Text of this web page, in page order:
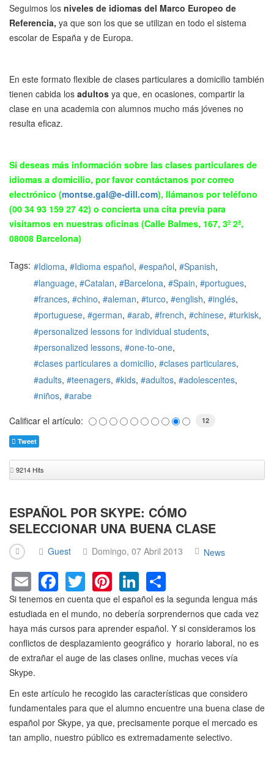
Seguimos los niveles de idiomas del Marco Europeo de
Referencia, ya que son los que se utilizan en todo el sistema
escolar de España y de Europa.
En este formato flexible de clases particulares a domicilio también
tienen cabida los adultos ya que, en ocasiones, compartir la
clase en una academia con alumnos mucho más jóvenes no
resulta eficaz.
Si deseas más información sobre las clases particulares de
idiomas a domicilio, por favor contáctanos por correo
electrónico (montse.gal@e-dill.com), llámanos por teléfono
(00 34 93 159 27 42) o concierta una cita previa para
visitarnos en nuestras oficinas (Calle Balmes, 167, 3º 2ª,
08008 Barcelona)
Tags: Idioma Idioma español español
Spanish
language
Catalan Barcelona Spain
portugues
frances
chino aleman turco english
inglés
portuguese
german arab french chinese
turkisk
personalized lessons for individual students
personalized lessons
one-to-one
clases particulares a domicilio
clases particulares
adults
teenagers kids adultos
adolescentes
niños
arabe
Calificar el artículo: 12
Tweet
9214 Hits
ESPAÑOL POR SKYPE: CÓMO
SELECCIONAR UNA BUENA CLASE
Guest Domingo, 07 Abril 2013 News
E
m
ail
F
a
c
e
b
o
k
T
wi
tt
er
Pi
nt
er
e
st
Li
n
k
e
dI
h
ar
e
Si tenemos en cuenta que el español es la segunda lengua más
estudiada en el mundo, no debería sorprendernos que cada vez
haya más cursos para aprender español. Y si consideramos los
conflictos de desplazamiento geográfico y horario laboral, no es
de extrañar el auge de las clases online, muchas veces vía
Skype.
En este artículo he recogido las características que considero
fundamentales para que el alumno encuentre una buena clase de
español por Skype, ya que, precisamente porque el mercado es
tan amplio, nuestro público es extremadamente selectivo.